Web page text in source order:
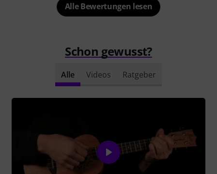
Alle Bewertungen lesen
Schon gewusst?
Alle Videos Ratgeber